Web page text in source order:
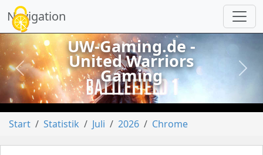
Navigation
vorheriges
UW-Gaming.de -
United Warriors
Gaming
Start Statistik Juli 2026 Chrome
Cookie-Einstellungen